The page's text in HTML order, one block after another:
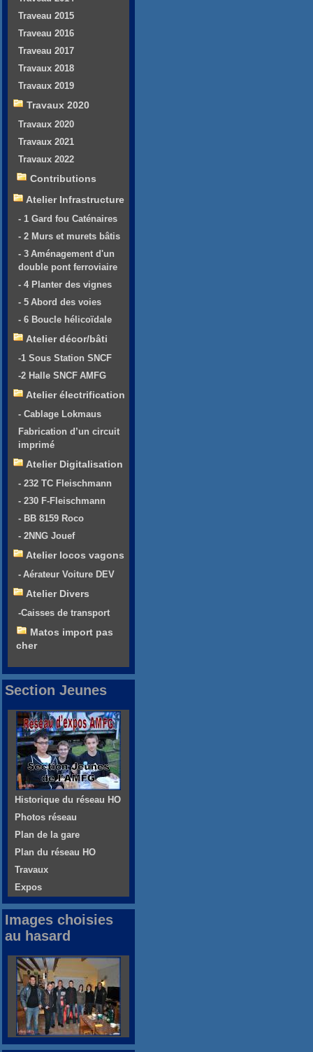
Traveau 2015
Traveau 2016
Traveau 2017
Travaux 2018
Travaux 2019
Travaux 2020
Travaux 2020
Travaux 2021
Travaux 2022
Contributions
Atelier Infrastructure
- 1 Gard fou Caténaires
- 2 Murs et murets bâtis
- 3 Aménagement d'un
double pont ferroviaire
- 4 Planter des vignes
- 5 Abord des voies
- 6 Boucle hélicoïdale
Atelier décor/bâti
-1 Sous Station SNCF
-2 Halle SNCF AMFG
Atelier électrification
- Cablage Lokmaus
Fabrication d’un circuit
imprimé
Atelier Digitalisation
- 232 TC Fleischmann
- 230 F-Fleischmann
- BB 8159 Roco
- 2NNG Jouef
Atelier locos vagons
- Aérateur Voiture DEV
Atelier Divers
-Caisses de transport
Matos import pas
cher
Section Jeunes
Historique du réseau HO
Photos réseau
Plan de la gare
Plan du réseau HO
Travaux
Expos
Images choisies
au hasard